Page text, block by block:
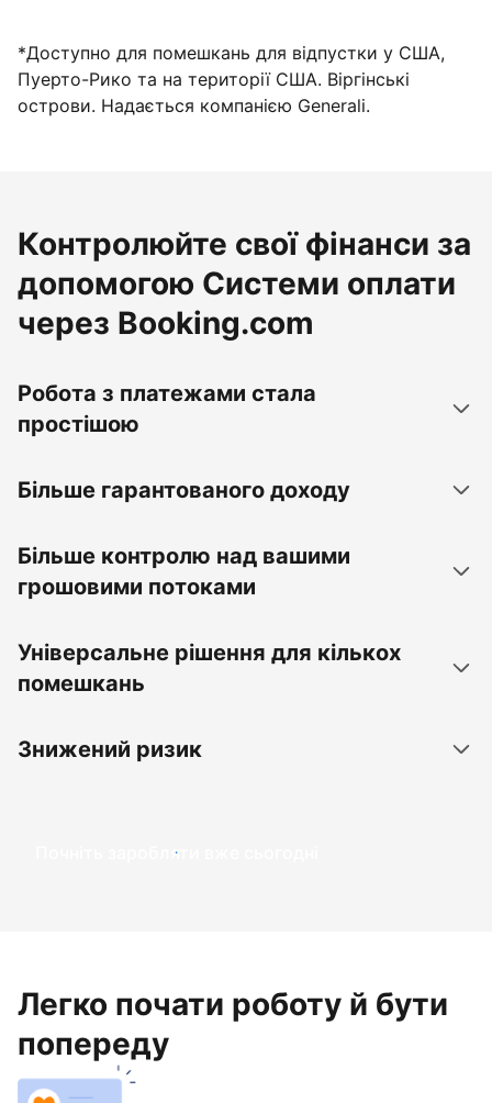
*Доступно для помешкань для відпустки у США,
Пуерто-Рико та на території США. Віргінські
острови. Надається компанією Generali.
Контролюйте свої фінанси за
допомогою Системи оплати
через Booking.com
Робота з платежами стала
простішою
Більше гарантованого доходу
Більше контролю над вашими
грошовими потоками
Універсальне рішення для кількох
помешкань
Знижений ризик
Почніть заробляти вже сьогодні
Легко почати роботу й бути
попереду